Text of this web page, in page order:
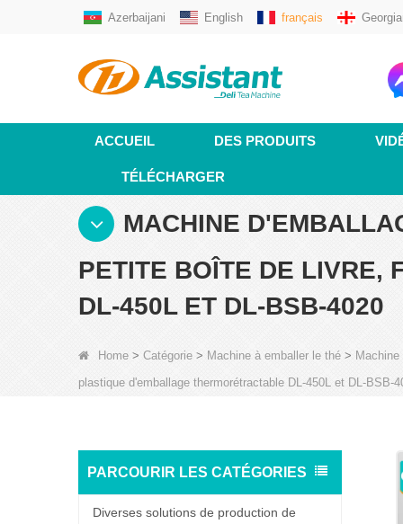
Azerbaijani English français
ACCUEIL DES PRODUITS
TÉLÉCHARGER
MACHINE
PETITE BOÎTE DE LIVRE,
DL-450L ET DL-BSB-4020
Home > Catégorie > Machine à emballer le thé >
plastique d'emballage thermorétractable DL-450L et DL-BSB-
PARCOURIR LES CATÉGORIES
Diverses solutions de production de